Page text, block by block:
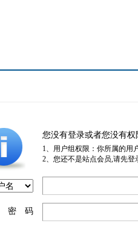
您没有登录或者您没有
1、用户组权限：你所属的用
2、您还不是站点会员,请先登
密 码